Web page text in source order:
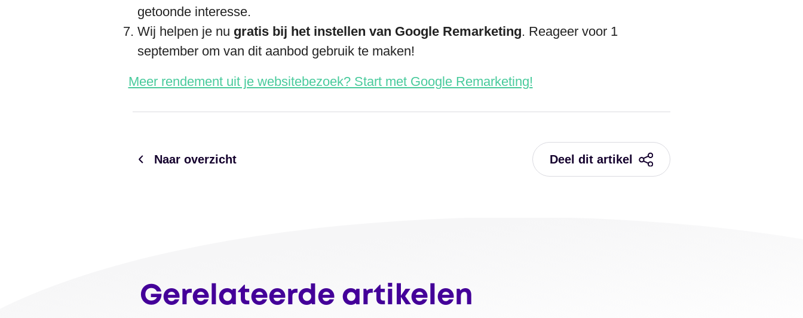
getoonde interesse.
Wij helpen je nu gratis bij het instellen van Google Remarketing. Reageer voor 1
september om van dit aanbod gebruik te maken!
Meer rendement uit je websitebezoek? Start met Google Remarketing!
Naar overzicht Deel dit artikel
Gerelateerde artikelen